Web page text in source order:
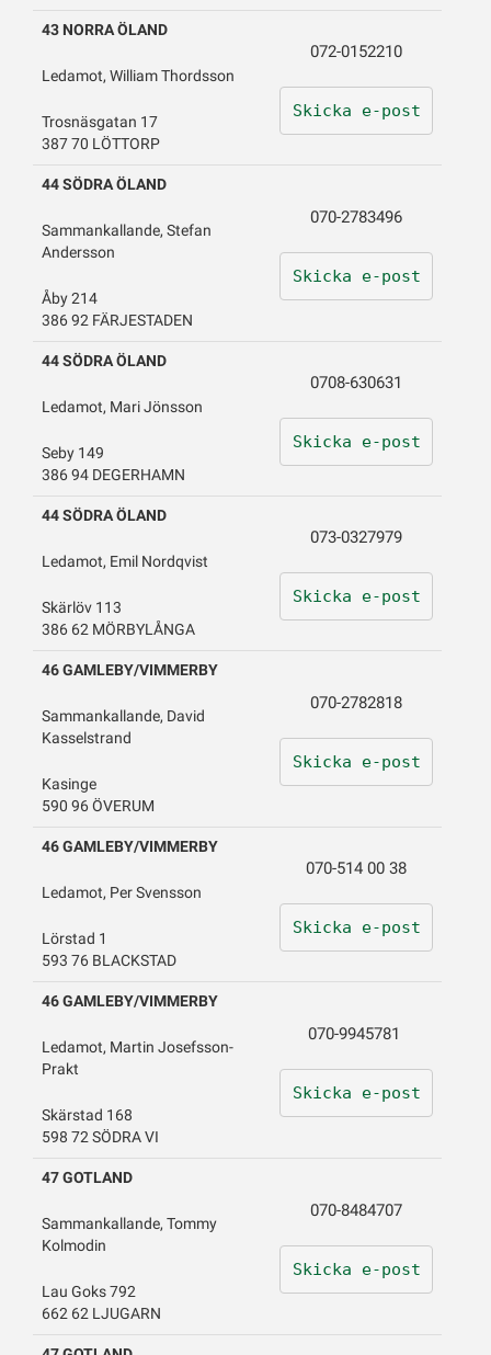
43 NORRA ÖLAND
Ledamot, William Thordsson
Trosnäsgatan 17
387 70 LÖTTORP
072-0152210
Skicka e-post
44 SÖDRA ÖLAND
Sammankallande, Stefan
Andersson
Åby 214
386 92 FÄRJESTADEN
070-2783496
Skicka e-post
44 SÖDRA ÖLAND
Ledamot, Mari Jönsson
Seby 149
386 94 DEGERHAMN
0708-630631
Skicka e-post
44 SÖDRA ÖLAND
Ledamot, Emil Nordqvist
Skärlöv 113
386 62 MÖRBYLÅNGA
073-0327979
Skicka e-post
46 GAMLEBY/VIMMERBY
Sammankallande, David
Kasselstrand
Kasinge
590 96 ÖVERUM
070-2782818
Skicka e-post
46 GAMLEBY/VIMMERBY
Ledamot, Per Svensson
Lörstad 1
593 76 BLACKSTAD
070-514 00 38
Skicka e-post
46 GAMLEBY/VIMMERBY
Ledamot, Martin Josefsson-
Prakt
Skärstad 168
598 72 SÖDRA VI
070-9945781
Skicka e-post
47 GOTLAND
Sammankallande, Tommy
Kolmodin
Lau Goks 792
662 62 LJUGARN
070-8484707
Skicka e-post